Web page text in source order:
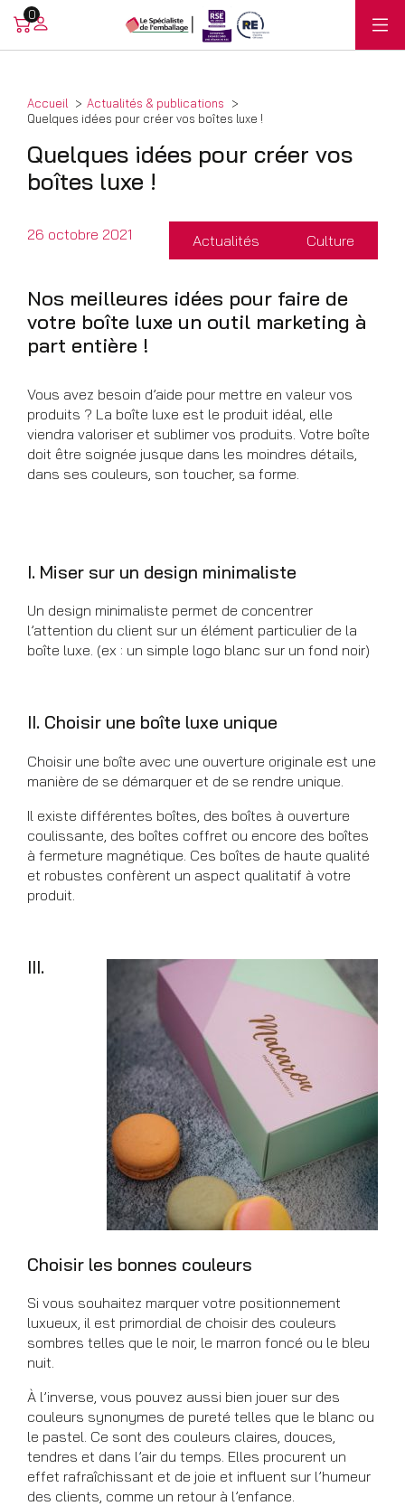
0
Accueil
Actualités & publications
Quelques idées pour créer vos boîtes luxe !
Quelques idées pour créer vos
boîtes luxe !
26 octobre 2021 Actualités Culture
Nos meilleures idées pour faire de
votre boîte luxe un outil marketing à
part entière !
Vous avez besoin d’aide pour mettre en valeur vos
produits ? La boîte luxe est le produit idéal, elle
viendra valoriser et sublimer vos produits. Votre boîte
doit être soignée jusque dans les moindres détails,
dans ses couleurs, son toucher, sa forme.
I. Miser sur un design minimaliste
Un design minimaliste permet de concentrer
l’attention du client sur un élément particulier de la
boîte luxe. (ex : un simple logo blanc sur un fond noir)
II. Choisir une boîte luxe unique
Choisir une boîte avec une ouverture originale est une
manière de se démarquer et de se rendre unique.
Il existe différentes boîtes, des boîtes à ouverture
coulissante, des boîtes coffret ou encore des boîtes
à fermeture magnétique. Ces boîtes de haute qualité
et robustes confèrent un aspect qualitatif à votre
produit.
III.
Choisir les bonnes couleurs
Si vous souhaitez marquer votre positionnement
luxueux, il est primordial de choisir des couleurs
sombres telles que le noir, le marron foncé ou le bleu
nuit.
À l’inverse, vous pouvez aussi bien jouer sur des
couleurs synonymes de pureté telles que le blanc ou
le pastel. Ce sont des couleurs claires, douces,
tendres et dans l’air du temps. Elles procurent un
effet rafraîchissant et de joie et influent sur l’humeur
des clients, comme un retour à l’enfance.